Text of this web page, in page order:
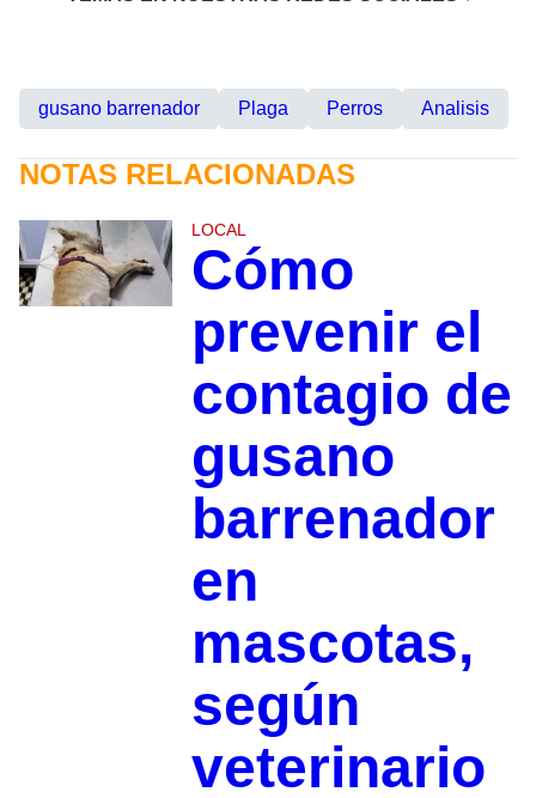
gusano barrenador Plaga Perros Analisis
NOTAS RELACIONADAS
LOCAL
Cómo
prevenir el
contagio de
gusano
barrenador
en
mascotas,
según
veterinario